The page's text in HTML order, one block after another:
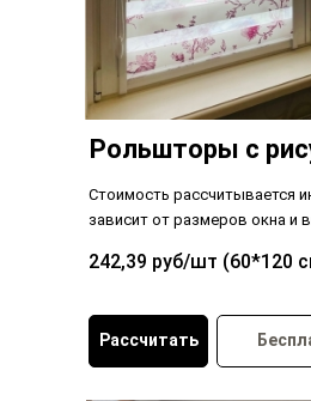
Рольшторы с
Стоимость рассчитывается
зависит от размеров окна и
242,39 руб/шт (60*120
Рассчитать